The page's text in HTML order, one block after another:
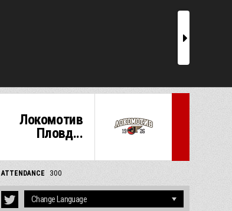
r
Локомотив
Пловд...
ATTENDANCE 300